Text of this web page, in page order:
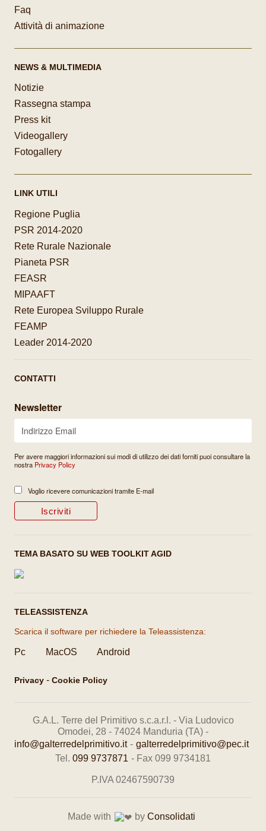
Faq
Attività di animazione
NEWS & MULTIMEDIA
Notizie
Rassegna stampa
Press kit
Videogallery
Fotogallery
LINK UTILI
Regione Puglia
PSR 2014-2020
Rete Rurale Nazionale
Pianeta PSR
FEASR
MIPAAFT
Rete Europea Sviluppo Rurale
FEAMP
Leader 2014-2020
CONTATTI
Newsletter
Per avere maggiori informazioni sui modi di utilizzo dei dati forniti puoi consultare la
nostra Privacy Policy
Voglio ricevere comunicazioni tramite E-mail
TEMA BASATO SU WEB TOOLKIT AGID
TELEASSISTENZA
Scarica il software per richiedere la Teleassistenza:
Pc MacOS Android
Privacy - Cookie Policy
G.A.L. Terre del Primitivo s.c.a.r.l. - Via Ludovico
Omodei, 28 - 74024 Manduria (TA) -
info@galterredelprimitivo.it - galterredelprimitivo@pec.it
Tel. 099 9737871 - Fax 099 9734181
P.IVA 02467590739
Made with by Consolidati